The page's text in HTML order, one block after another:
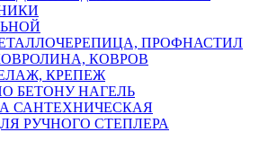
ПРОФНАСТИЛ
КОВРОВ
КРЕПЕЖ
БЕТОНУ НАГЕЛЬ
САНТЕХНИЧЕСКАЯ
РУЧНОГО СТЕПЛЕРА